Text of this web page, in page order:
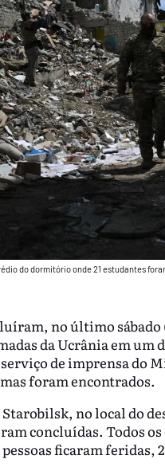
do dormitório onde 21 estudantes
no último sábado
da Ucrânia em
de imprensa do
foram encontrados.
Starobilsk, no local do
concluídas. Todos
ficaram feridas,